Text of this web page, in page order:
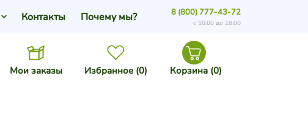
Мои заказы Избранное (0) Корзина (0)
Контакты Почему мы? 8 (800) 777-43-72
с 10:00 до 18:00